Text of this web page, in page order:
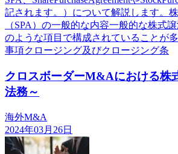
記されます。）について解説します。
（SPA）の一般的な内容一般的な株式
のような項目で構成されていることが
事項クロージング及びクロージング条
クロスボーダーM&Aにおける株
法務～
海外M&A
2024年03月26日